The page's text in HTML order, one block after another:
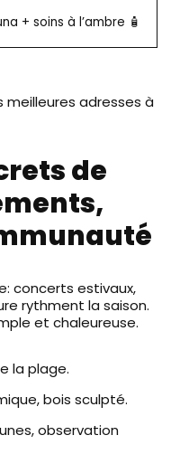
+ soins à l’ambre 🧴
meilleures adresses à
de
concerts estivaux,
rythment la saison.
et chaleureuse.
la plage.
bois sculpté.
observation